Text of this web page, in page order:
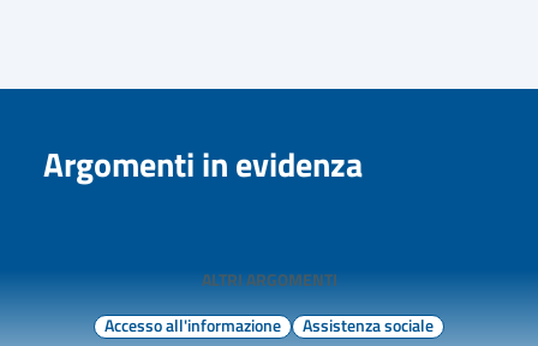
Argomenti in evidenza
ALTRI ARGOMENTI
Accesso all'informazione
Assistenza sociale